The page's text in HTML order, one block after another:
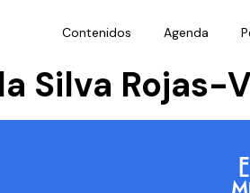
Contenidos Agenda
Silva Rojas-